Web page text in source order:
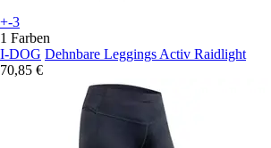
+-3
1 Farben
I-DOG Dehnbare Leggings Activ Raidlight
70,85 €